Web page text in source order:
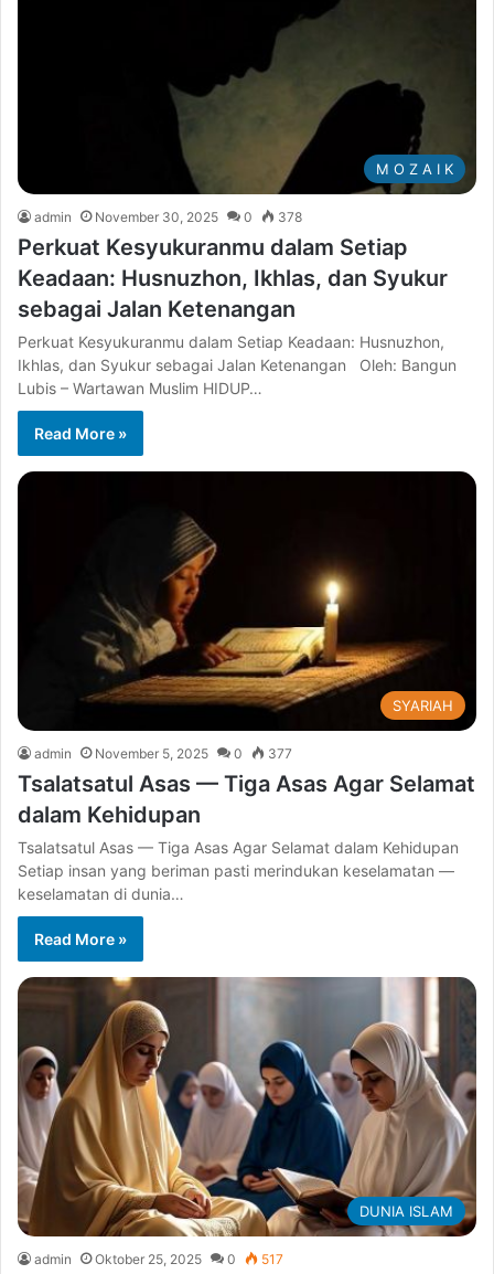
M O Z A I K
admin November 30, 2025 0 378
Perkuat Kesyukuranmu dalam Setiap
Keadaan: Husnuzhon, Ikhlas, dan Syukur
sebagai Jalan Ketenangan
Perkuat Kesyukuranmu dalam Setiap Keadaan: Husnuzhon,
Ikhlas, dan Syukur sebagai Jalan Ketenangan Oleh: Bangun
Lubis – Wartawan Muslim HIDUP…
Read More »
SYARIAH
admin November 5, 2025 0 377
Tsalatsatul Asas — Tiga Asas Agar Selamat
dalam Kehidupan
Tsalatsatul Asas — Tiga Asas Agar Selamat dalam Kehidupan
Setiap insan yang beriman pasti merindukan keselamatan —
keselamatan di dunia…
Read More »
DUNIA ISLAM
admin Oktober 25, 2025 0 517